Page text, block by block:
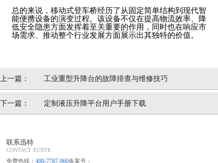
总的来说，移动式登车桥经历了从固定简单结构到现代智
能便携设备的演变过程。该设备不仅在提高物流效率、降
低安全隐患方面发挥着至关重要的作用，同时也在响应市
场需求、推动整个行业发展方面展示出其独特的价值。
上一篇： 工业重型升降台的故障排查与维修技巧
下一篇： 定制液压升降平台用户手册下载
联系迅特
CONTACT XUNTE
免费热线：400-7787-960备案号：